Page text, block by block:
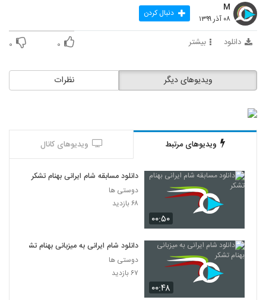
M
۰۸ آذر ۱۳۹۹ دنبال کردن
دانلود بیشتر ۰ ۰
نظرات ویدیوهای دیگر
ویدیوهای مرتبط ویدیوهای کانال
۰۰:۵۰
دانلود مسابقه شام ایرانی بهنام تشکر
دوستی ها
۶۸ بازدید
۰۰:۴۸
دانلود شام ایرانی به میزبانی بهنام تشکر
دوستی ها
۶۷ بازدید